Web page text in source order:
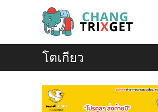
โตเกียว